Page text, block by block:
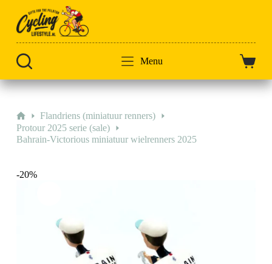
artikel
Menu
HomeFlandriens (miniatuur renners)
Protour 2025 serie (sale)
Bahrain-Victorious miniatuur wielrenners 2025
-20%